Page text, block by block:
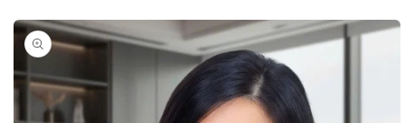
product
information